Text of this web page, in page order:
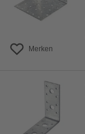
Merken